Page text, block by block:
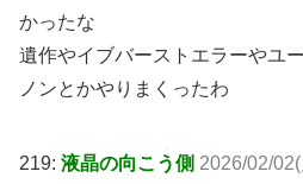
かったな
遺作やイブバーストエラーやユ
ノンとかやりまくったわ
219: 液晶の向こう側 2026/02/